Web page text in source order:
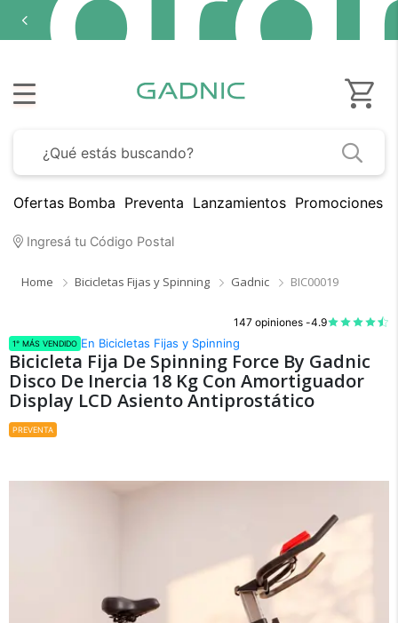
Ofertas Bomba Preventa Lanzamientos Promociones
Ingresá tu Código Postal
Home Bicicletas Fijas y Spinning Gadnic BIC00019
147 opiniones -4.9
1° MÁS VENDIDO En Bicicletas Fijas y Spinning
Bicicleta Fija De Spinning Force By Gadnic
Disco De Inercia 18 Kg Con Amortiguador
Display LCD Asiento Antiprostático
PREVENTA